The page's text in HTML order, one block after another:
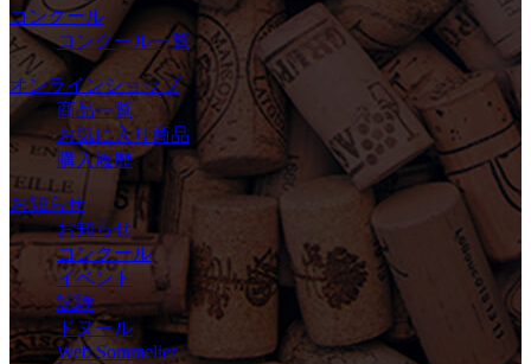
コンクール
コンクール一覧
オンラインショップ
商品一覧
お気に入り商品
購入履歴
お知らせ
お知らせ
コンクール
イベント
試験
ドヌール
Web Sommelier